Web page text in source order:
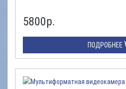
5800р.
ПОДРОБНЕЕ